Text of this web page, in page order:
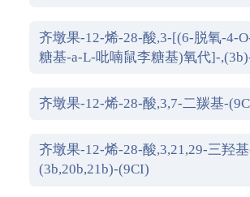
齐墩果-12-烯-28-酸,3-[(6-脱氧-4-
糖基-a-L-吡喃鼠李糖基)氧代]-
齐墩果-12-烯-28-酸,3,7-二羰基-
齐墩果-12-烯-28-酸,3,21,29-三羟
(3b,20b,21b)-(9CI)